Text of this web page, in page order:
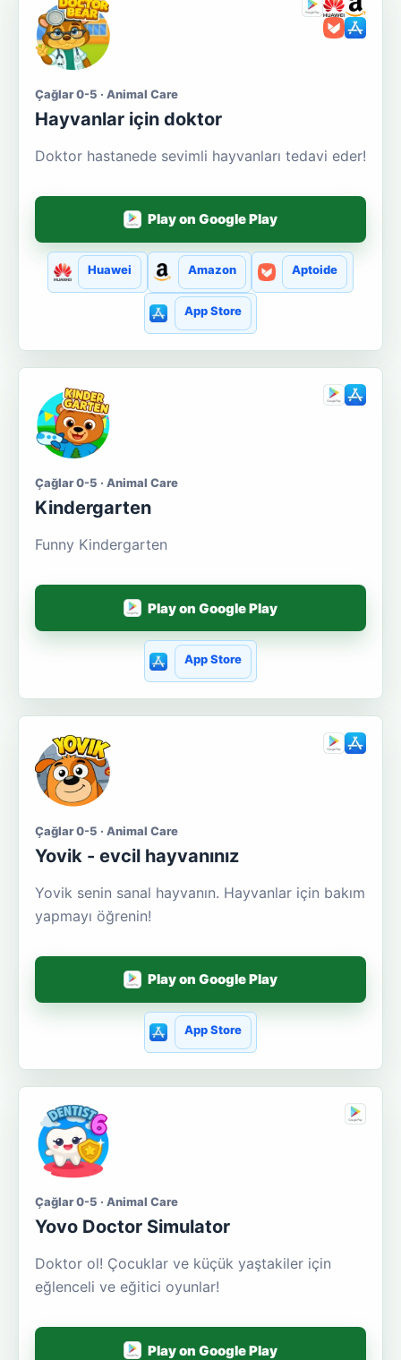
Çağlar 0-5 · Animal Care
Hayvanlar için doktor
Doktor hastanede sevimli hayvanları tedavi eder!
Play on Google Play
Huawei Amazon Aptoide
App Store
Çağlar 0-5 · Animal Care
Kindergarten
Funny Kindergarten
Play on Google Play
App Store
Çağlar 0-5 · Animal Care
Yovik - evcil hayvanınız
Yovik senin sanal hayvanın. Hayvanlar için bakım
yapmayı öğrenin!
Play on Google Play
App Store
Çağlar 0-5 · Animal Care
Yovo Doctor Simulator
Doktor ol! Çocuklar ve küçük yaştakiler için
eğlenceli ve eğitici oyunlar!
Play on Google Play